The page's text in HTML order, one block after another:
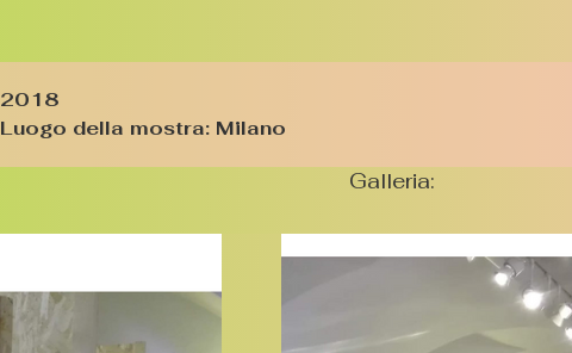
2018
Luogo della mostra: Milano
Galleria: